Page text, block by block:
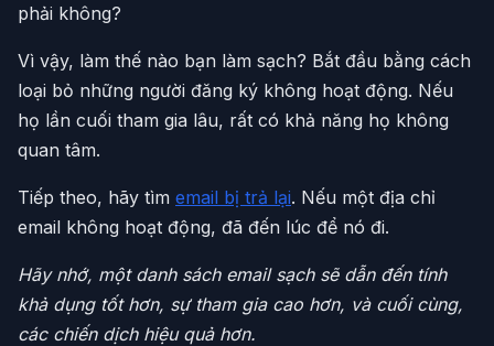
phải không?
Vì vậy, làm thế nào bạn làm sạch? Bắt đầu bằng cách
loại bỏ những người đăng ký không hoạt động. Nếu
họ lần cuối tham gia lâu, rất có khả năng họ không
quan tâm.
Tiếp theo, hãy tìm email bị trả lại. Nếu một địa chỉ
email không hoạt động, đã đến lúc để nó đi.
Hãy nhớ, một danh sách email sạch sẽ dẫn đến tính
khả dụng tốt hơn, sự tham gia cao hơn, và cuối cùng,
các chiến dịch hiệu quả hơn.